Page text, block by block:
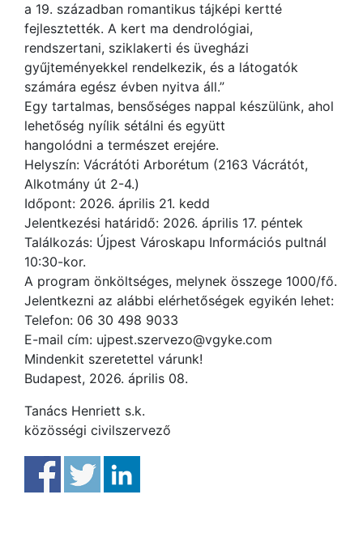
a 19. században romantikus tájképi kertté
fejlesztették. A kert ma dendrológiai,
rendszertani, sziklakerti és üvegházi
gyűjteményekkel rendelkezik, és a látogatók
számára egész évben nyitva áll.”
Egy tartalmas, bensőséges nappal készülünk, ahol
lehetőség nyílik sétálni és együtt
hangolódni a természet erejére.
Helyszín: Vácrátóti Arborétum (2163 Vácrátót,
Alkotmány út 2-4.)
Időpont: 2026. április 21. kedd
Jelentkezési határidő: 2026. április 17. péntek
Találkozás: Újpest Városkapu Információs pultnál
10:30-kor.
A program önköltséges, melynek összege 1000/fő.
Jelentkezni az alábbi elérhetőségek egyikén lehet:
Telefon: 06 30 498 9033
E-mail cím: ujpest.szervezo@vgyke.com
Mindenkit szeretettel várunk!
Budapest, 2026. április 08.
Tanács Henriett s.k.
közösségi civilszervező